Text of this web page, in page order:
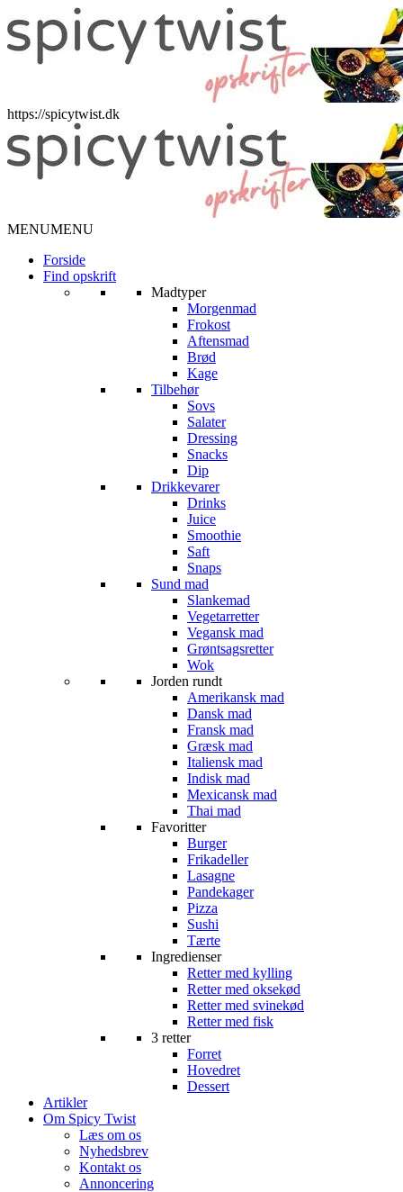
https://spicytwist.dk
MENUMENU
Forside
Find opskrift
Madtyper
Morgenmad
Frokost
Aftensmad
Brød
Kage
Tilbehør
Sovs
Salater
Dressing
Snacks
Dip
Drikkevarer
Drinks
Juice
Smoothie
Saft
Snaps
Sund mad
Slankemad
Vegetarretter
Vegansk mad
Grøntsagsretter
Wok
Jorden rundt
Amerikansk mad
Dansk mad
Fransk mad
Græsk mad
Italiensk mad
Indisk mad
Mexicansk mad
Thai mad
Favoritter
Burger
Frikadeller
Lasagne
Pandekager
Pizza
Sushi
Tærte
Ingredienser
Retter med kylling
Retter med oksekød
Retter med svinekød
Retter med fisk
3 retter
Forret
Hovedret
Dessert
Artikler
Om Spicy Twist
Læs om os
Nyhedsbrev
Kontakt os
Annoncering